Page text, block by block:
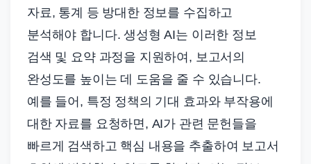
자료, 통계 등 방대한 정보를 수집하고
분석해야 합니다. 생성형 AI는 이러한 정보
검색 및 요약 과정을 지원하여, 보고서의
완성도를 높이는 데 도움을 줄 수 있습니다.
예를 들어, 특정 정책의 기대 효과와 부작용에
대한 자료를 요청하면, AI가 관련 문헌들을
빠르게 검색하고 핵심 내용을 추출하여 보고서